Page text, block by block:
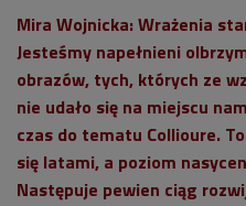
Mira Wojnicka: Wrażenia
Jesteśmy napełnieni
obrazów, tych, których ze
nie udało się na miejscu
czas do tematu Collioure.
się latami, a poziom
Następuje pewien ciąg